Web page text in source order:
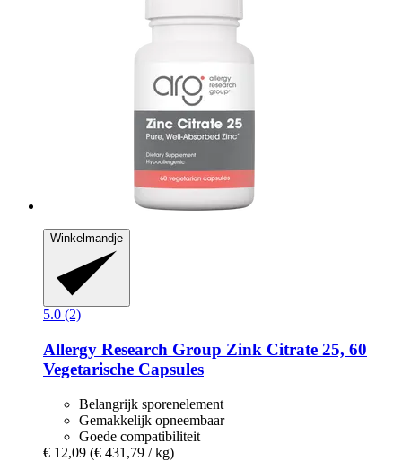
Winkelmandje
5.0 (2)
Allergy Research Group Zink Citrate 25, 60
Vegetarische Capsules
Belangrijk sporenelement
Gemakkelijk opneembaar
Goede compatibiliteit
€ 12,09 (€ 431,79 / kg)